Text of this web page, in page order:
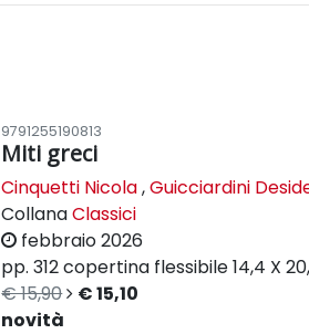
9791255190813
Miti greci
Cinquetti Nicola,Guicciardini
CollanaClassici
febbraio 2026
pp. 312copertina flessibile14,4 X
€ 15,90
€ 15,10
novità